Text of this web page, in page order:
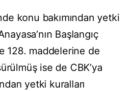
konu bakımından yetki
Başlangıç
128. maddelerine de
ise de CBK’ya
yetki kuralları